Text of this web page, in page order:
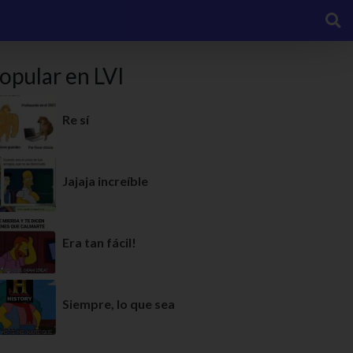
en LVI
Re sí
Jajaja increíble
Era tan fácil!
Siempre, lo que sea